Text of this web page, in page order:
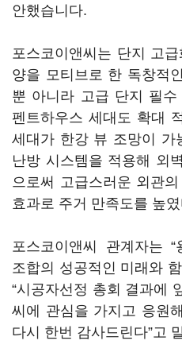
안했습니다.
포스코이앤씨는 단지 고
양을 모티브로 한 독창적
뿐 아니라 고급 단지 필
펜트하우스 세대도 확대
세대가 한강 뷰 조망이 가
난방 시스템을 적용해 외
으로써 고급스러운 외관
효과로 주거 만족도를 높
포스코이앤씨 관계자는
조합의 성공적인 미래와
“시공자선정 총회 결과에
씨에 관심을 가지고 응원
다시 한번 감사드린다”고